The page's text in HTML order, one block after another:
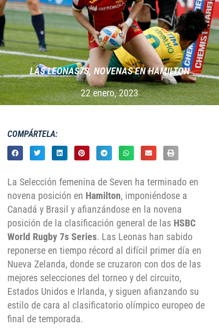
LAS LEONAS7S, NOVENAS EN HAMILTON
22 enero, 2023
COMPÁRTELA:
La Selección femenina de Seven ha terminado en
novena posición en Hamilton, imponiéndose a
Canadá y Brasil y afianzándose en la novena
posición de la clasificación general de las HSBC
World Rugby 7s Series. Las Leonas han sabido
reponerse en tiempo récord al difícil primer día en
Nueva Zelanda, donde se cruzaron con dos de las
mejores selecciones del torneo y del circuito,
Estados Unidos e Irlanda, y siguen afianzando su
estilo de cara al clasificatorio olímpico europeo de
final de temporada.